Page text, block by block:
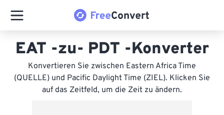
EAT -zu- PDT -Konverter
Konvertieren Sie zwischen Eastern Africa Time
(QUELLE) und Pacific Daylight Time (ZIEL). Klicken Sie
auf das Zeitfeld, um die Zeit zu ändern.